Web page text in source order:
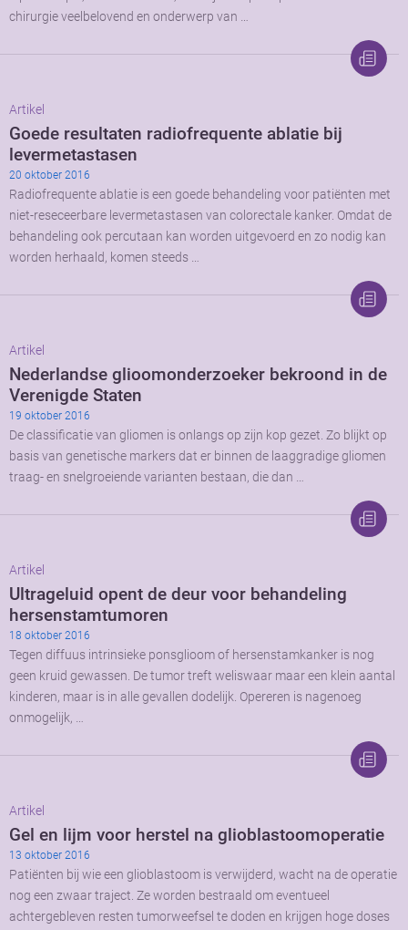
chirurgie veelbelovend en onderwerp van …
Artikel
Goede resultaten radiofrequente ablatie bij
levermetastasen
20 oktober 2016
Radiofrequente ablatie is een goede behandeling voor patiënten met
niet-reseceerbare levermetastasen van colorectale kanker. Omdat de
behandeling ook percutaan kan worden uitgevoerd en zo nodig kan
worden herhaald, komen steeds …
Artikel
Nederlandse glioomonderzoeker bekroond in de
Verenigde Staten
19 oktober 2016
De classificatie van gliomen is onlangs op zijn kop gezet. Zo blijkt op
basis van genetische markers dat er binnen de laaggradige gliomen
traag- en snelgroeiende varianten bestaan, die dan …
Artikel
Ultrageluid opent de deur voor behandeling
hersenstamtumoren
18 oktober 2016
Tegen diffuus intrinsieke ponsglioom of hersenstamkanker is nog
geen kruid gewassen. De tumor treft weliswaar maar een klein aantal
kinderen, maar is in alle gevallen dodelijk. Opereren is nagenoeg
onmogelijk, …
Artikel
Gel en lijm voor herstel na glioblastoomoperatie
13 oktober 2016
Patiënten bij wie een glioblastoom is verwijderd, wacht na de operatie
nog een zwaar traject. Ze worden bestraald om eventueel
achtergebleven resten tumorweefsel te doden en krijgen hoge doses